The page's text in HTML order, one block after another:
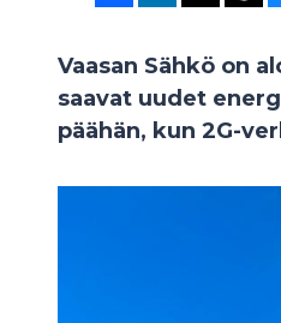
Vaasan Sähkö on
saavat uudet
päähän, kun 2G-